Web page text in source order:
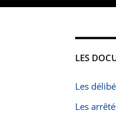
LES
Les
Les